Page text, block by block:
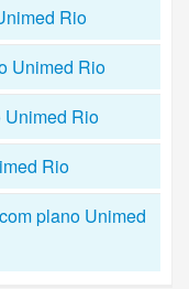
Rio
Unimed Rio
Unimed Rio
Rio
plano Unimed